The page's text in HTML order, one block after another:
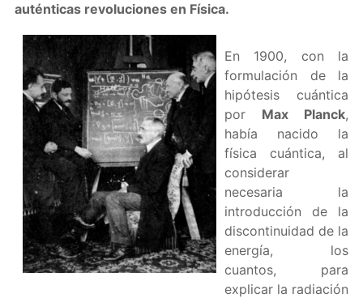
auténticas revoluciones en Física.
En 1900, con la
formulación de la
hipótesis cuántica
por Max Planck,
había nacido la
física cuántica, al
considerar
necesaria la
introducción de la
discontinuidad de la
energía, los
cuantos, para
explicar la radiación